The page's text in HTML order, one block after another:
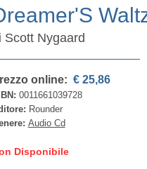
Scott Nygaard
online: € 25,86
0011661039728
Rounder
Audio Cd
Disponibile